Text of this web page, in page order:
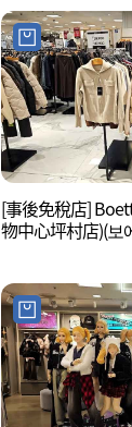
[事後免稅店]
物中心坪村店)(보